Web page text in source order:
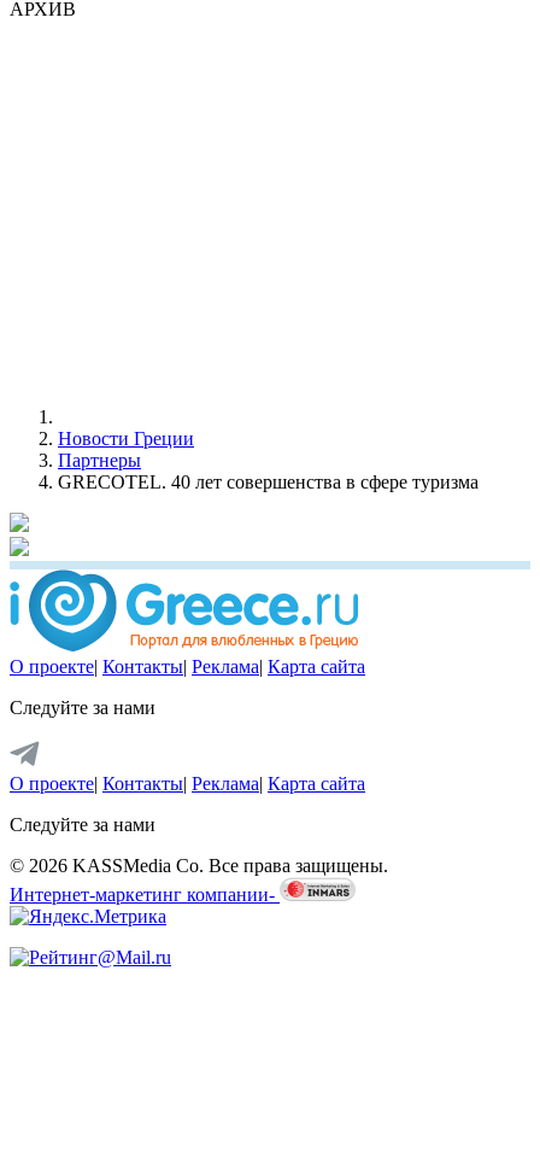
АРХИВ
Новости Греции
Партнеры
GRECOTEL. 40 лет совершенства в сфере туризма
О проекте| Контакты| Реклама| Карта сайта
Следуйте за нами
О проекте| Контакты| Реклама| Карта сайта
Следуйте за нами
© 2026 KASSMedia Co. Все права защищены.
Интернет-маркетинг компании-